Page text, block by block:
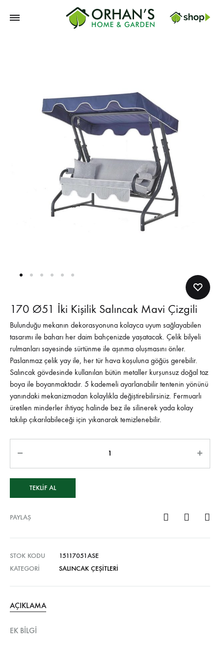
170 Ø51 İki Kişilik Salıncak Mavi Çizgili
Bulunduğu mekanın dekorasyonuna kolayca uyum sağlayabilen
tasarımı ile baharı her daim bahçenizde yaşatacak. Çelik bilyeli
rulmanları sayesinde sürtünme ile aşınma oluşmasını önler.
Paslanmaz çelik yay ile, her tür hava koşuluna göğüs gerebilir.
Salıncak gövdesinde kullanılan bütün metaller kurşunsuz doğal toz
boya ile boyanmaktadır. 5 kademeli ayarlanabilir tentenin yönünü
yanındaki mekanizmadan kolaylıkla değiştirebilirsiniz. Fermuarlı
üretilen minderler ihtiyaç halinde bez ile silinerek yada kolay
takılıp çıkarılabileceği için yıkanarak temizlenebilir.
TEKLIF AL
PAYLAŞ
STOK KODU
15117051ASE
KATEGORI
SALINCAK ÇEŞITLERI
AÇIKLAMA
EK BILGI